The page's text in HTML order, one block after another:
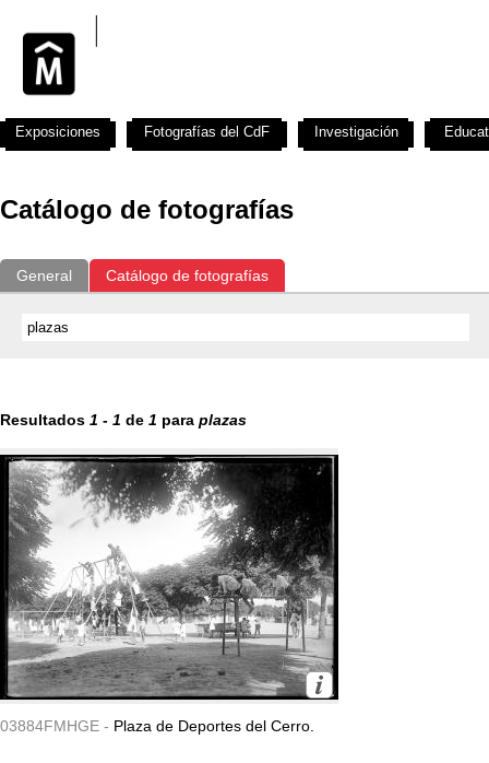
Catálogo de fotografías
General Catálogo de fotografías
Resultados 1 - 1 de 1 para plazas
03884FMHGE - Plaza de Deportes del Cerro.
Exposiciones Fotografías del CdF Investigación